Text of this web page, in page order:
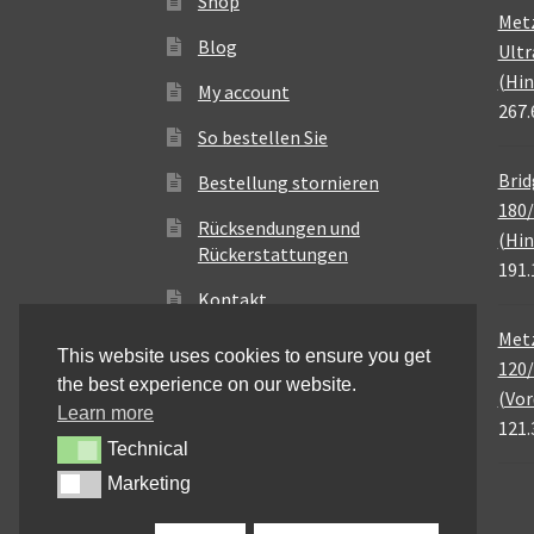
Blog
My account
So bestellen Sie
Bestellung stornieren
Rücksendungen und
Rückerstattungen
Kontakt
This website uses cookies to ensure you get
the best experience on our website.
Learn more
TechnicalTechnical
MarketingMarketing